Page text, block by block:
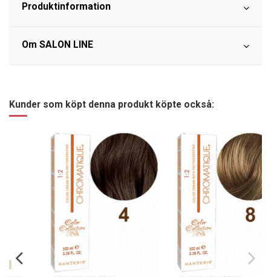
Produktinformation
Om SALON LINE
Kunder som köpt denna produkt köpte också: